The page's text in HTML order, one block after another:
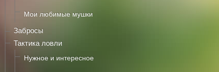
Мои любимые мушки
Забросы
Тактика ловли
Нужное и интересное